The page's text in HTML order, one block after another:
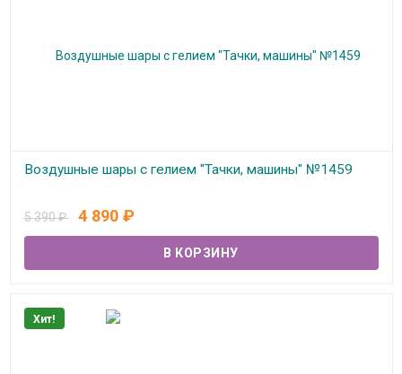
Воздушные шары с гелием "Тачки, машины" №1459
5 390₽ 4 890 ₽
Хит!